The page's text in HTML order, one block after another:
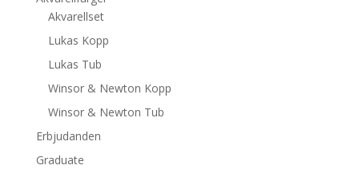
Akvarellset
Lukas Kopp
Lukas Tub
Winsor & Newton Kopp
Winsor & Newton Tub
Erbjudanden
Graduate